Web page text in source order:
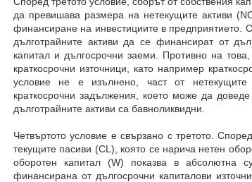
да превишава размера на нетекущите активи
финансиране на инвестициите в
дълготрайните активи да се финансират от
капитал и дългосрочни заеми. Противно на
краткосрочни източници, като например
условие не е изълнено, част от
краткосрочни задължения, което може да
дълготрайните активи са бавноликвидни.
Четвъртото условие е свързано с третото.
текущите пасиви (CL), която се нарича нетен
оборотен капитал (W) показва в абсолютна
финансирана от дългосрочни капиталови